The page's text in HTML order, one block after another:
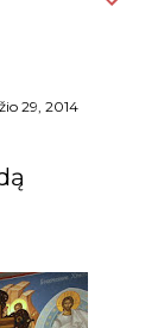
29, 2014